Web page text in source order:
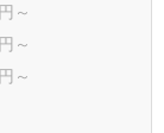
～
～
～